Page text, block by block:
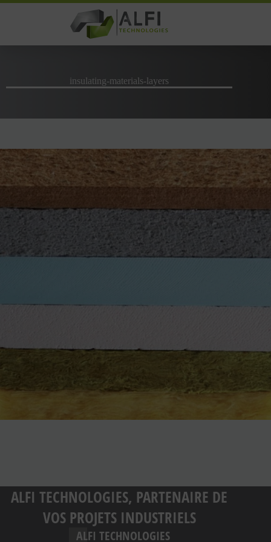
Passer
insulating-materials-layers
ALFI TECHNOLOGIES, PARTENAIRE DE
VOS PROJETS INDUSTRIELS
ALFI TECHNOLOGIES